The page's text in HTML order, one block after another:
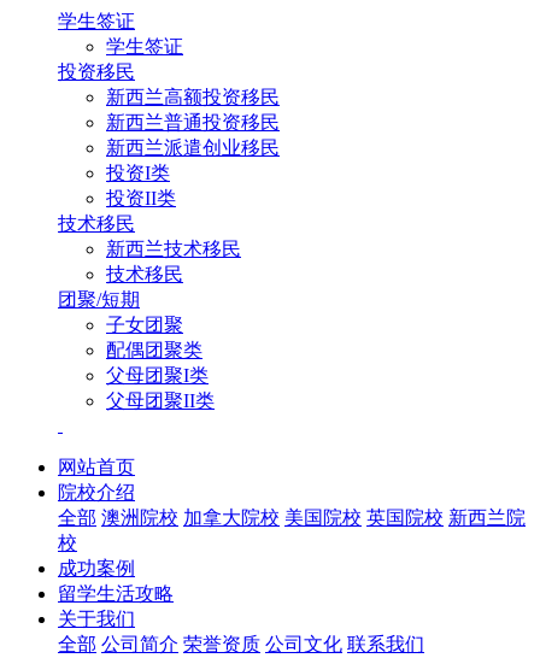
学生签证
学生签证
投资移民
新西兰高额投资移民
新西兰普通投资移民
新西兰派遣创业移民
投资I类
投资II类
技术移民
新西兰技术移民
技术移民
团聚/短期
子女团聚
配偶团聚类
父母团聚I类
父母团聚II类
网站首页
院校介绍
全部 澳洲院校 加拿大院校 美国院校 英国院校 新西兰院
校
成功案例
留学生活攻略
关于我们
全部 公司简介 荣誉资质 公司文化 联系我们